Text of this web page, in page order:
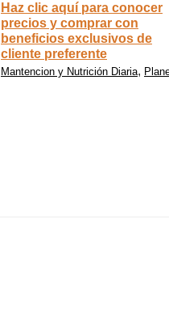
Haz clic aquí para conocer
precios y comprar con
beneficios exclusivos de
cliente preferente
Mantencion y Nutrición Diaria,